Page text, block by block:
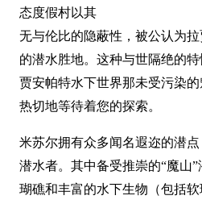
态度假村以其
无与伦比的隐蔽性，被公认为
的潜水胜地。这种与世隔绝的
贾安帕特水下世界那未受污染
热切地等待着您的探索。
米苏尔拥有众多闻名遐迩的潜
潜水者。其中备受推崇的“魔山
瑚礁和丰富的水下生物（包括